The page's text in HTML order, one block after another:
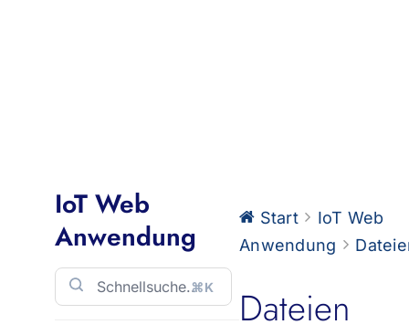
IoT Web
Anwendung
⌘K
Start
IoT Web
Anwendung
Dateien